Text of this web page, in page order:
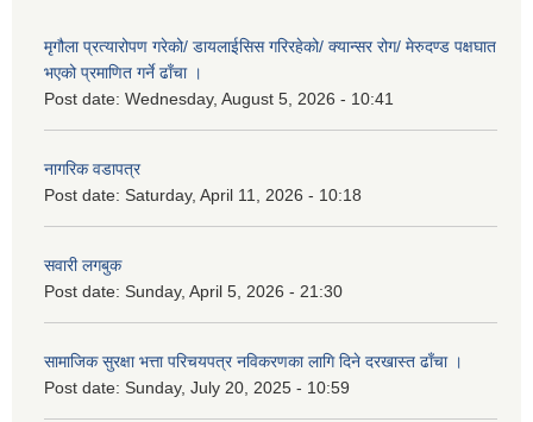
मृगौला प्रत्यारोपण गरेको/ डायलाईसिस गरिरहेको/ क्यान्सर रोग/ मेरुदण्ड पक्षघात
भएको प्रमाणित गर्ने ढाँचा ।
Post date: Wednesday, August 5, 2026 - 10:41
नागरिक वडापत्र
Post date: Saturday, April 11, 2026 - 10:18
सवारी लगबुक
Post date: Sunday, April 5, 2026 - 21:30
सामाजिक सुरक्षा भत्ता परिचयपत्र नविकरणका लागि दिने दरखास्त ढाँचा ।
Post date: Sunday, July 20, 2025 - 10:59